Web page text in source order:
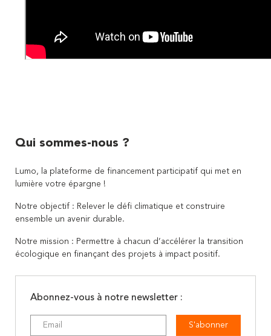
Qui sommes-nous ?
Lumo, la plateforme de financement participatif qui met en
lumière votre épargne !
Notre objectif : Relever le défi climatique et construire
ensemble un avenir durable.
Notre mission : Permettre à chacun d’accélérer la transition
écologique en finançant des projets à impact positif.
Abonnez-vous à notre newsletter :
S'abonner